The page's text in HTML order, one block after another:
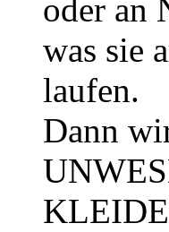
oder an
was sie
laufen.
Dann